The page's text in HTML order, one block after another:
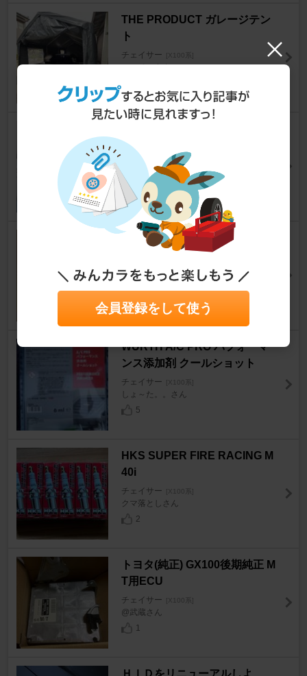
THE PRODUCT ガレージテン
ト
チェイサー [X100系]
コロペロさん
チェイサー
ヒデノリさん
201
トヨタ NGKスパークプラグケ
チェイサー [X100系]
2
WURTH A/C PRO パフォーマ
ンス添加剤 クールショット
チェイサー [X100系]
しょ～た。。さん
5
HKS SUPER FIRE RACING M
40i
チェイサー [X100系]
クマ落としさん
2
トヨタ(純正) GX100後期純正 M
T用ECU
チェイサー [X100系]
@武蔵さん
1
ＨＩＤをリニューアルしよ
会員登録をして使う